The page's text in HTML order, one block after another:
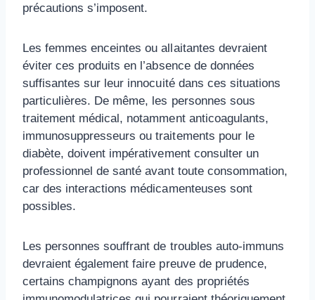
précautions s’imposent.
Les femmes enceintes ou allaitantes devraient
éviter ces produits en l’absence de données
suffisantes sur leur innocuité dans ces situations
particulières. De même, les personnes sous
traitement médical, notamment anticoagulants,
immunosuppresseurs ou traitements pour le
diabète, doivent impérativement consulter un
professionnel de santé avant toute consommation,
car des interactions médicamenteuses sont
possibles.
Les personnes souffrant de troubles auto-immuns
devraient également faire preuve de prudence,
certains champignons ayant des propriétés